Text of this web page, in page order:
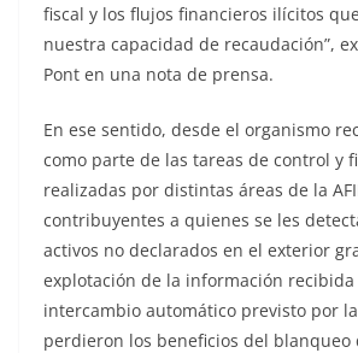
fiscal y los flujos financieros ilícitos
nuestra capacidad de recaudación”,
Pont en una nota de prensa.
En ese sentido, desde el organismo
como parte de las tareas de control y
realizadas por distintas áreas de la
contribuyentes a quienes se les
activos no declarados en el exterior
explotación de la información recibida
intercambio automático previsto por la
perdieron los beneficios del blanqueo